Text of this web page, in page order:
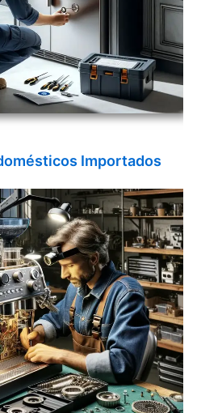
Importados